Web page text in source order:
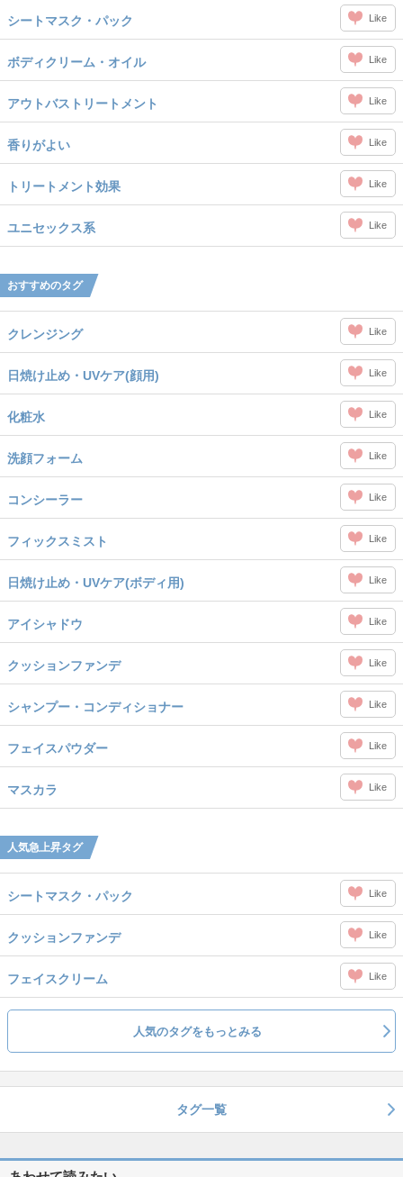
シートマスク・パック Like
ボディクリーム・オイル Like
アウトバストリートメント Like
香りがよい Like
トリートメント効果 Like
ユニセックス系 Like
おすすめのタグ
クレンジング Like
日焼け止め・UVケア(顔用) Like
化粧水 Like
洗顔フォーム Like
コンシーラー Like
フィックスミスト Like
日焼け止め・UVケア(ボディ用) Like
アイシャドウ Like
クッションファンデ Like
シャンプー・コンディショナー Like
フェイスパウダー Like
マスカラ Like
人気急上昇タグ
シートマスク・パック Like
クッションファンデ Like
フェイスクリーム Like
人気のタグをもっとみる
タグ一覧